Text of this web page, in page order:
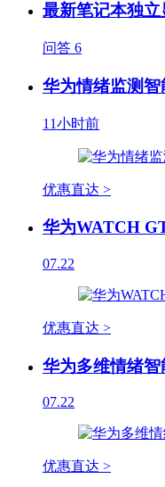
最新笔记本独立
问答 6
华为情绪监测智
11小时前
优惠直达 >
华为WATCH
07.22
优惠直达 >
华为多维情绪智
07.22
优惠直达 >